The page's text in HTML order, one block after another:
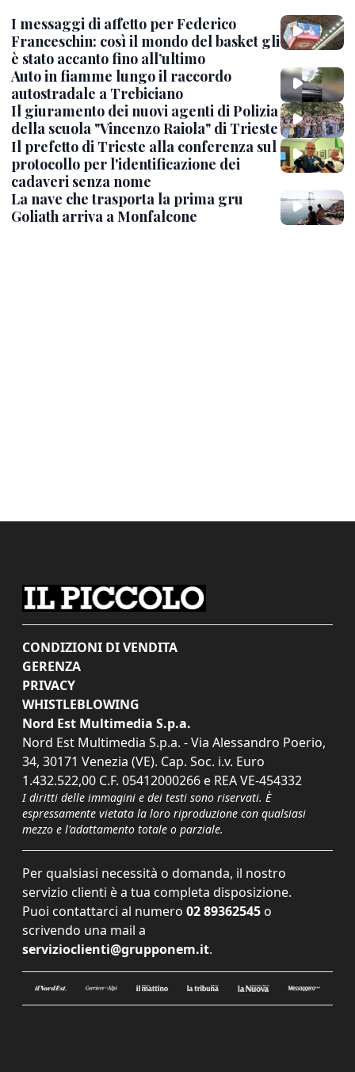
I messaggi di affetto per Federico
Franceschin: così il mondo del basket gli
è stato accanto fino all’ultimo
Auto in fiamme lungo il raccordo
autostradale a Trebiciano
Il giuramento dei nuovi agenti di Polizia
della scuola "Vincenzo Raiola" di Trieste
Il prefetto di Trieste alla conferenza sul
protocollo per l'identificazione dei
cadaveri senza nome
La nave che trasporta la prima gru
Goliath arriva a Monfalcone
CONDIZIONI DI VENDITA
GERENZA
PRIVACY
WHISTLEBLOWING
Nord Est Multimedia S.p.a.
Nord Est Multimedia S.p.a. - Via Alessandro Poerio,
34, 30171 Venezia (VE). Cap. Soc. i.v. Euro
1.432.522,00 C.F. 05412000266 e REA VE-454332
I diritti delle immagini e dei testi sono riservati. È
espressamente vietata la loro riproduzione con qualsiasi
mezzo e l'adattamento totale o parziale.
Per qualsiasi necessità o domanda, il nostro
servizio clienti è a tua completa disposizione.
Puoi contattarci al numero 02 89362545 o
scrivendo una mail a
servizioclienti@grupponem.it.